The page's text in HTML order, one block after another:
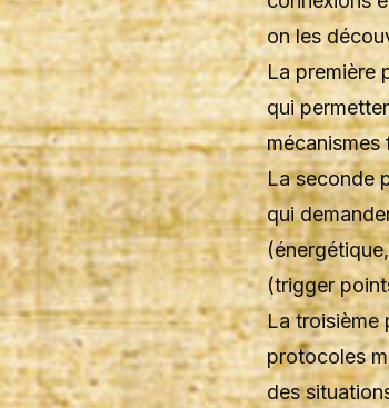
on les
La première
qui
mécanismes
La seconde
qui
(trigger
La troisième
protocoles
des